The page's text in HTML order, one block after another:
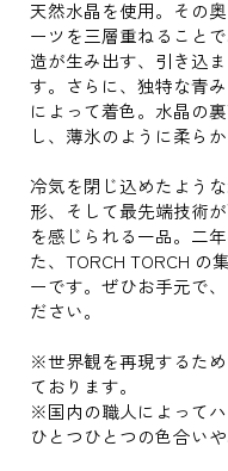
天然水晶を使用。その
ーツを三層重ねること
造が生み出す、引き込
す。さらに、独特な青
によって着色。水晶の
し、薄氷のように柔ら
冷気を閉じ込めたよう
形、そして最先端技術
を感じられる一品。二
た、TORCH TORCH の
ーです。ぜひお手元で
ださい。
※世界観を再現するた
ております。
※国内の職人によってハ
ひとつひとつの色合い